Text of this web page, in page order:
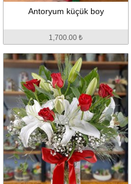
Antoryum küçük boy
1,700.00 ₺